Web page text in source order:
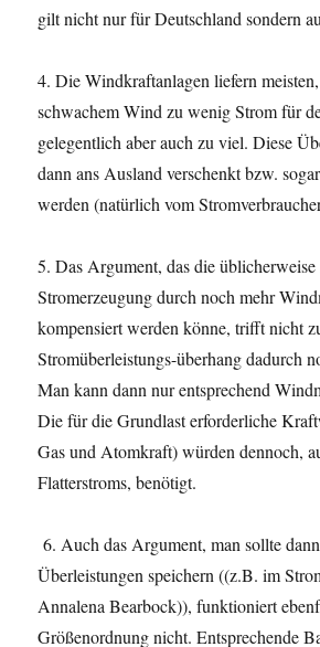
gilt nicht nur für Deutschland sondern
4. Die Windkraftanlagen liefern
schwachem Wind zu wenig Strom für
gelegentlich aber auch zu viel. Diese
dann ans Ausland verschenkt bzw.
werden (natürlich vom
5. Das Argument, das die
Stromerzeugung durch noch mehr
kompensiert werden könne, trifft nicht
Stromüberleistungs-überhang dadurch
Man kann dann nur entsprechend
Die für die Grundlast erforderliche
Gas und Atomkraft) würden dennoch,
Flatterstroms, benötigt.
6. Auch das Argument, man sollte
Überleistungen speichern ((z.B. im
Annalena Bearbock)), funktioniert
Größenordnung nicht. Entsprechende